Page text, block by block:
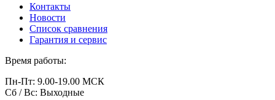
Контакты
Новости
Список сравнения
Гарантия и сервис
Время работы:
Пн-Пт: 9.00-19.00 МСК
Сб / Вс: Выходные